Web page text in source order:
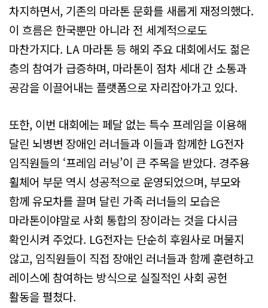
차지하면서, 기존의 마라톤 문화를 새롭게 재정의했다.
이 흐름은 한국뿐만 아니라 전 세계적으로도
마찬가지다. LA 마라톤 등 해외 주요 대회에서도 젊은
층의 참여가 급증하며, 마라톤이 점차 세대 간 소통과
공감을 이끌어내는 플랫폼으로 자리잡아가고 있다.
또한, 이번 대회에는 페달 없는 특수 프레임을 이용해
달린 뇌병변 장애인 러너들과 이들과 함께한 LG전자
임직원들의 ‘프레임 러닝’이 큰 주목을 받았다. 경주용
휠체어 부문 역시 성공적으로 운영되었으며, 부모와
함께 유모차를 끌며 달린 가족 러너들의 모습은
마라톤이야말로 사회 통합의 장이라는 것을 다시금
확인시켜 주었다. LG전자는 단순히 후원사로 머물지
않고, 임직원들이 직접 장애인 러너들과 함께 훈련하고
레이스에 참여하는 방식으로 실질적인 사회 공헌
활동을 펼쳤다.